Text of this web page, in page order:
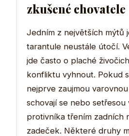
zkušené chovatele
Jedním z největších mýtů
tarantule neustále útočí.
jde často o plaché
konfliktu vyhnout. Pokud
nejprve zaujmou
schovají se nebo
protivníka třením zadních
zadeček. Některé druhy